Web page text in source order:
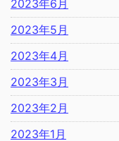
2023年6月
2023年5月
2023年4月
2023年3月
2023年2月
2023年1月